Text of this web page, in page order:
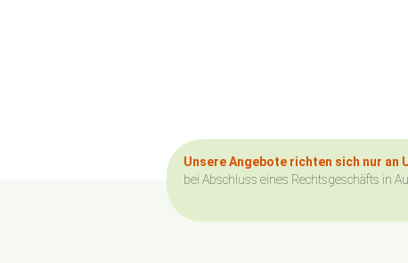
Unsere Angebote richten sich nur an
bei Abschluss eines Rechtsgeschäfts in